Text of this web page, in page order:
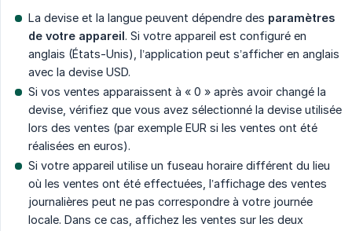
La devise et la langue peuvent dépendre des paramètres
de votre appareil. Si votre appareil est configuré en
anglais (États-Unis), l’application peut s’afficher en anglais
avec la devise USD.
Si vos ventes apparaissent à « 0 » après avoir changé la
devise, vérifiez que vous avez sélectionné la devise utilisée
lors des ventes (par exemple EUR si les ventes ont été
réalisées en euros).
Si votre appareil utilise un fuseau horaire différent du lieu
où les ventes ont été effectuées, l’affichage des ventes
journalières peut ne pas correspondre à votre journée
locale. Dans ce cas, affichez les ventes sur les deux